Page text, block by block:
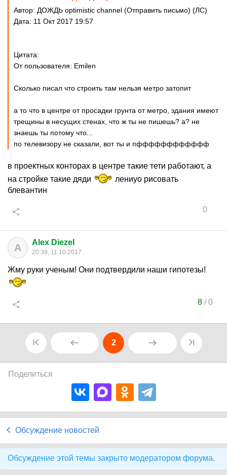
Автор: ДОЖДЬ optimistic channel (Отправить письмо) (ЛС)
Дата: 11 Окт 2017 19:57
Цитата:
От пользователя: Emilen
Сколько писал что строить там нельзя метро затопит
а то что в центре от просадки грунта от метро, здания имеют
трещины в несущих стенах, что ж ты не пишешь? а? не
знаешь ты потому что...
по телевизору не сказали, вот ты и пфффффффффффф
в проектных конторах в центре такие тети работают, а
на стройке такие дяди
лениуо рисовать
блевантин
0
A Alex Diezel
20:39, 11.10.2017
Жму руки ученым! Они подтвердили наши гипотезы!
8/0
2
Поделиться
Обсуждение новостей
Обсуждение этой темы закрыто модератором форума.